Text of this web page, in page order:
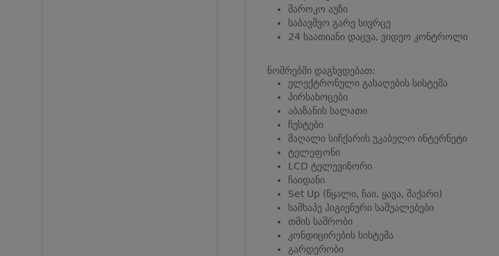
მაროკო აუზი
საბავშვო გარე სივრცე
24 საათიანი დაცვა, ვიდეო კონტროლი
ნომრებში დაგხვდებათ:
ელექტრონული გასაღების სისტემა
პირსახოცები
აბაზანის ხალათი
ჩუსტები
მაღალი სიჩქარის უკაბელო ინტერნეტი
ტელეფონი
LCD ტელევიზორი
ჩაიდანი
Set Up (წყალი, ჩაი, ყავა, შაქარი)
საშხაპე ჰიგიენური საშუალებები
თმის საშრობი
კონდიცირების სისტემა
გარდერობი